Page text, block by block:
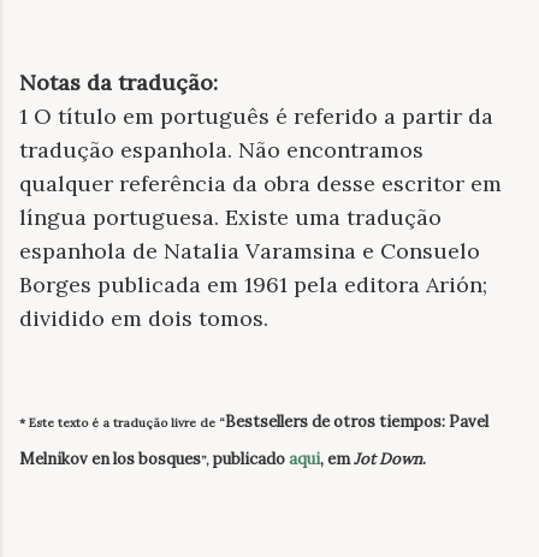
Notas da tradução:
1 O título em português é referido a partir da
tradução espanhola. Não encontramos
qualquer referência da obra desse escritor em
língua portuguesa. Existe uma tradução
espanhola de Natalia Varamsina e Consuelo
Borges publicada em 1961 pela editora Arión;
dividido em dois tomos.
* Este texto é a tradução livre de “Bestsellers de otros tiempos: Pavel
Melnikov en los bosques”, publicadoaqui, emJot Down.